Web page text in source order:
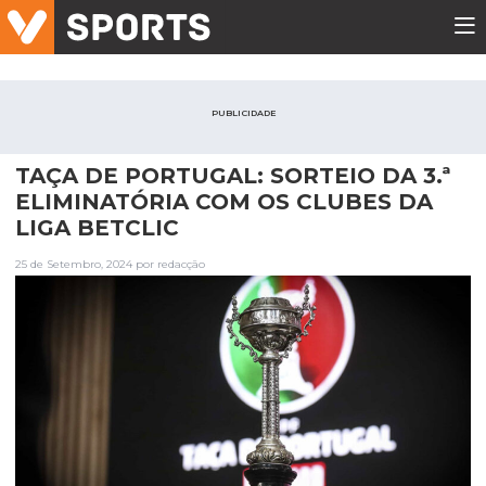
PUBLICIDADE
TAÇA DE PORTUGAL: SORTEIO DA 3.ª
ELIMINATÓRIA COM OS CLUBES DA
LIGA BETCLIC
25 de Setembro, 2024 por redacção